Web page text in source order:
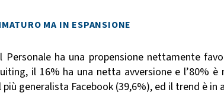
MA IN ESPANSIONE
ha una propensione nettamente
il 16% ha una netta avversione e l’80% è
generalista Facebook (39,6%), ed il trend è